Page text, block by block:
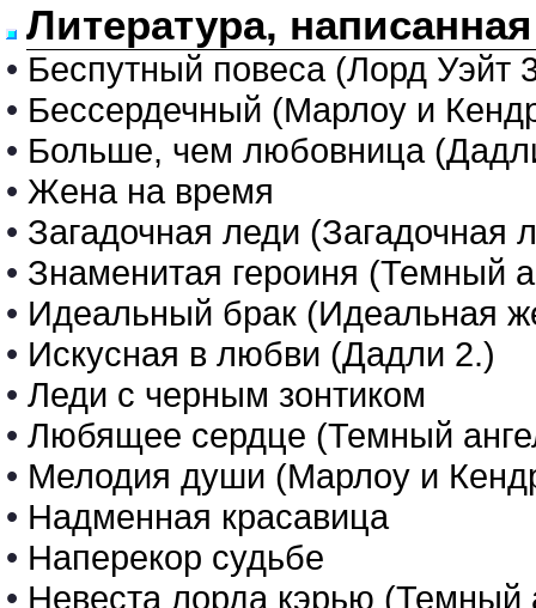
Литература,
• Беспутный повеса (Лорд Уэйт
• Бессердечный (Марлоу и
• Больше, чем любовница
• Жена на время
• Загадочная леди (Загадочная
• Знаменитая героиня (Темный
• Идеальный брак (Идеальная
• Искусная в любви (Дадли 2.)
• Леди с черным зонтиком
• Любящее сердце (Темный
• Мелодия души (Марлоу и
• Надменная красавица
• Наперекор судьбе
• Невеста лорда кэрью (Темный